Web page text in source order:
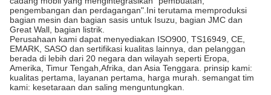
pengembangan dan perdagangan".Ini terutama memproduksi
bagian mesin dan bagian sasis untuk Isuzu, bagian JMC dan
Great Wall, bagian listrik.
Perusahaan kami dapat menyediakan ISO900, TS16949, CE,
EMARK, SASO dan sertifikasi kualitas lainnya, dan pelanggan
berada di lebih dari 20 negara dan wilayah seperti Eropa,
Amerika, Timur Tengah,Afrika, dan Asia Tenggara. prinsip kami:
kualitas pertama, layanan pertama, harga murah. semangat tim
kami: kesetaraan dan saling menguntungkan.